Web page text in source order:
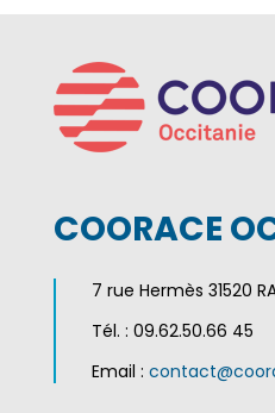
COORACE
7 rue Hermès 31520
Tél. : 09.62.50.66 45
Email :